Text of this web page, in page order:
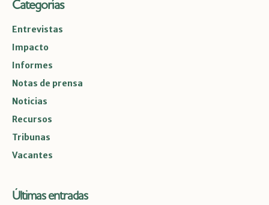
Categorías
Entrevistas
Impacto
Informes
Notas de prensa
Noticias
Recursos
Tribunas
Vacantes
Últimas entradas